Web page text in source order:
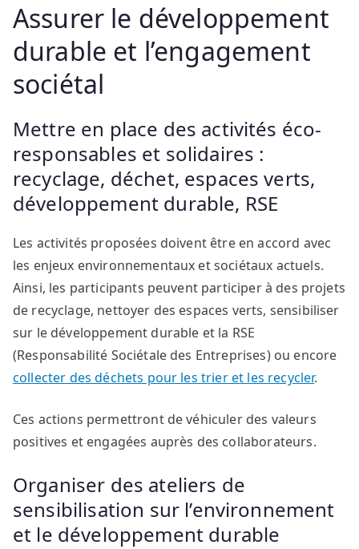
Assurer le développement
durable et l’engagement
sociétal
Mettre en place des activités éco-
responsables et solidaires :
recyclage, déchet, espaces verts,
développement durable, RSE
Les activités proposées doivent être en accord avec
les enjeux environnementaux et sociétaux actuels.
Ainsi, les participants peuvent participer à des projets
de recyclage, nettoyer des espaces verts, sensibiliser
sur le développement durable et la RSE
(Responsabilité Sociétale des Entreprises) ou encore
collecter des déchets pour les trier et les recycler.
Ces actions permettront de véhiculer des valeurs
positives et engagées auprès des collaborateurs.
Organiser des ateliers de
sensibilisation sur l’environnement
et le développement durable